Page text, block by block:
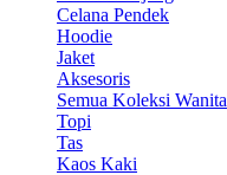
Celana Pendek
Hoodie
Jaket
Aksesoris
Semua Koleksi Wanita
Topi
Tas
Kaos Kaki